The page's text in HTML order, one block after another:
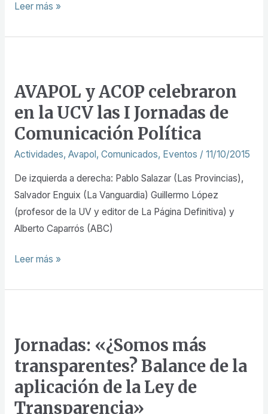
Leer más »
AVAPOL y ACOP celebraron
en la UCV las I Jornadas de
Comunicación Política
Actividades, Avapol, Comunicados, Eventos / 11/10/2015
De izquierda a derecha: Pablo Salazar (Las Provincias),
Salvador Enguix (La Vanguardia) Guillermo López
(profesor de la UV y editor de La Página Definitiva) y
Alberto Caparrós (ABC)
ACOP
celebraron
en
la
UCV
las
I
Jornadas
de
Política
Leer más »
Jornadas: «¿Somos más
transparentes? Balance de la
aplicación de la Ley de
Transparencia»
más
transparentes?
Balance
de